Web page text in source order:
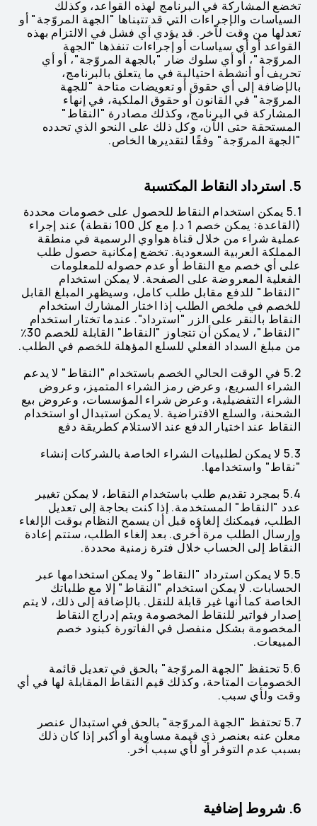
تخضع المشاركة في البرنامج لهذه القواعد، وكذلك
السياسات والإجراءات التي قد تتبناها "الجهة المروّجة" أو
تعدلها من وقت لآخر. قد يؤدي أي فشل في الالتزام بهذه
القواعد أو أي سياسات أو إجراءات تنفذها "الجهة
المروّجة"، أو أي سلوك ضار "بالجهة المروّجة"، أو أي
تحريف أو أنشطة احتيالية في ما يتعلق بالبرنامج،
بالإضافة إلى أي حقوق أو تعويضات متاحة "للجهة
المروّجة" في القانون أو حقوق الملكية، في إنهاء
المشاركة في البرنامج، وكذلك مصادرة "النقاط"
المستحقة حتى الآن، وكل ذلك على النحو الذي تحدده
"الجهة المروّجة" وفقًا لتقديرها الخاص.
5. استرداد النقاط المكتسبة
5.1 يمكن استخدام النقاط للحصول على خصومات محددة
(القاعدة: يمكن خصم 1 د.إ مع كل 100 نقطة) عند إجراء
عملية شراء من خلال قناة هواوي الرسمية في منطقة
المملكة العربية السعودية. تخضع إمكانية حصول طلب
على أي خصم مع النقاط أو عدم حصوله للمعلومات
الفعلية المعروضة على الصفحة. لا يمكن استخدام
"النقاط" للدفع مقابل طلب كامل، وسيظهر المبلغ القابل
للخصم في ملخص الطلب إذا اختار المشارك استخدام
النقاط بالنقر على الزر "استرداد". عندما تختار استخدام
"النقاط"، لا يمكن أن تتجاوز "النقاط" القابلة للخصم 30٪
من مبلغ السداد الفعلي للسلع المؤهلة للخصم في الطلب.
5.2 في الوقت الحالي الخصم باستخدام "النقاط" لا يدعم
الشراء السريع، وعرض رمز الشراء المتميز، وعروض
الشراء التفضيلية، وعرض شراء المؤسسات، وعروض بيع
الشحنة، والسلع الافتراضية .لا يمكن استبدال او استخدام
النقاط عند اختيار الدفع عند الاستلام كطريقة دفع
5.3 لا يمكن لطلبيات الشراء الخاصة بالشركات إنشاء
"نقاط" واستخدامها.
5.4 بمجرد تقديم طلب باستخدام النقاط، لا يمكن تغيير
عدد "النقاط" المستخدمة. إذا كنت بحاجة إلى تعديل
الطلب، فيمكنك إلغاؤه قبل أن يسمح النظام بوقت الإلغاء
وإرسال الطلب مرة أخرى. بعد إلغاء الطلب، ستتم إعادة
النقاط إلى الحساب خلال فترة زمنية محددة.
5.5 لا يمكن استرداد "النقاط" ولا يمكن استخدامها عبر
الحسابات. لا يمكن استخدام "النقاط" إلا مع طلباتك
الخاصة كما أنها غير قابلة للنقل. بالإضافة إلى ذلك، لا يتم
إصدار فواتير للنقاط المخصومة ويتم إدراج النقاط
المخصومة بشكل منفصل في الفاتورة كبنود خصم
المبيعات.
5.6 تحتفظ "الجهة المروّجة" بالحق في تعديل قائمة
الخصومات المتاحة، وكذلك قيم النقاط المقابلة لها في أي
وقت ولأي سبب.
5.7 تحتفظ "الجهة المروّجة" بالحق في استبدال عنصر
معلن عنه بعنصر ذي قيمة مساوية أو أكبر إذا كان ذلك
بسبب عدم التوفر أو لأي سبب آخر.
6. شروط إضافية